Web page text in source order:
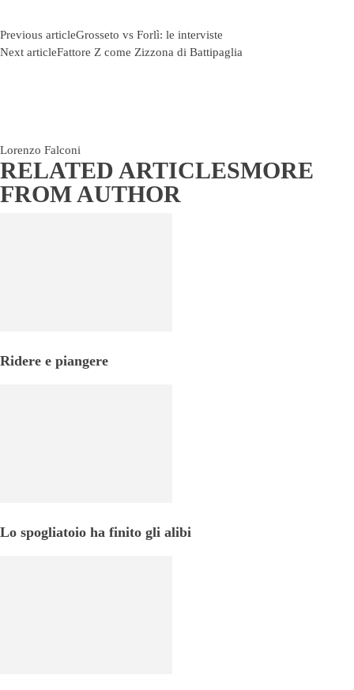
Previous articleGrosseto vs Forlì: le interviste
Next articleFattore Z come Zizzona di Battipaglia
Lorenzo Falconi
RELATED ARTICLESMORE
FROM AUTHOR
Ridere e piangere
Lo spogliatoio ha finito gli alibi